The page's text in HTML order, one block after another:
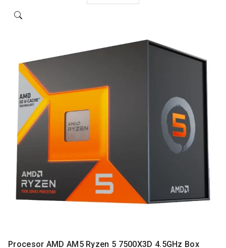
MONITORI
DODATNA
OPREMA
MOBILNI I
FIKSNI
TELEFONI
KUĆNI
APARATI
NEGA
RAČUNARSKE
Procesor AMD AM5 Ryzen 5 7500X3D 4.5GHz Box